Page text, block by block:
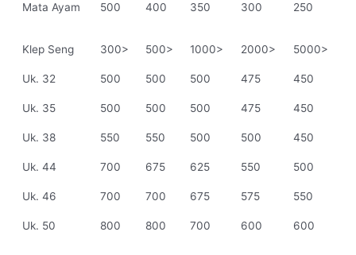
Mata Ayam 500 400 350 300 250
Klep Seng 300> 500> 1000> 2000> 5000>
Uk. 32 500 500 500 475 450
Uk. 35 500 500 500 475 450
Uk. 38 550 550 500 500 450
Uk. 44 700 675 625 550 500
Uk. 46 700 700 675 575 550
Uk. 50 800 800 700 600 600